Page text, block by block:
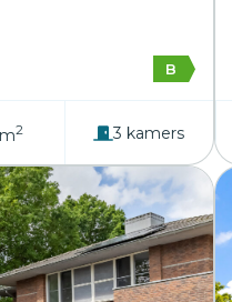
B
2 3 kamers